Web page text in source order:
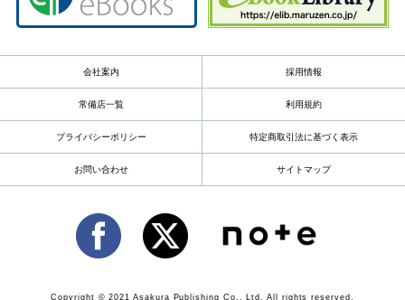
会社案内 採用情報
常備店一覧 利用規約
プライバシーポリシー 特定商取引法に基づく表示
お問い合わせ サイトマップ
Copyright © 2021 Asakura Publishing Co., Ltd. All rights reserved.